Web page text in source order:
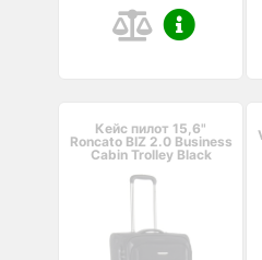
Кейс пилот 15,6"
Roncato BIZ 2.0 Business
Cabin Trolley Black